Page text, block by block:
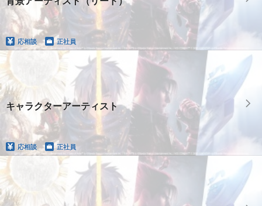
応相談 正社員
キャラクターアーティスト
応相談 正社員